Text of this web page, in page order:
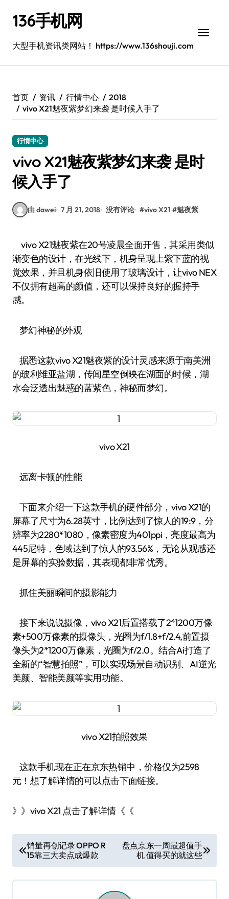
136手机网
大型手机资讯类网站！ https://www.136shouji.com
首页 资讯 行情中心
2018
vivo X21魅夜紫梦幻来袭 是时候入手了
行情中心
vivo X21魅夜紫梦幻来袭 是时
候入手了
由 dawei 7 月 21, 2018 没有评论 #vivo X21 #魅夜紫
vivo X21魅夜紫在20号凌晨全面开售，其采用类似
渐变色的设计，在光线下，机身呈现上紫下蓝的视
觉效果，并且机身依旧使用了玻璃设计，让vivo NEX
不仅拥有超高的颜值，还可以保持良好的握持手
感。
梦幻神秘的外观
据悉这款vivo X21魅夜紫的设计灵感来源于南美洲
的玻利维亚盐湖，传闻星空倒映在湖面的时候，湖
水会泛透出魅惑的蓝紫色，神秘而梦幻。
vivo X21
远离卡顿的性能
下面来介绍一下这款手机的硬件部分，vivo X21的
屏幕了尺寸为6.28英寸，比例达到了惊人的19:9，分
辨率为2280*1080，像素密度为401ppi，亮度最高为
445尼特，色域达到了惊人的93.56%，无论从观感还
是屏幕的实验数据，其表现都非常优秀。
抓住美丽瞬间的摄影能力
接下来说说摄像，vivo X21后置搭载了2*1200万像
素+500万像素的摄像头，光圈为f/1.8+f/2.4,前置摄
像头为2*1200万像素，光圈为f/2.0。结合Ai打造了
全新的“智慧拍照”，可以实现场景自动识别、AI逆光
美颜、智能美颜等实用功能。
vivo X21拍照效果
这款手机现在正在京东热销中，价格仅为2598
元！想了解详情的可以点击下面链接。
》》vivo X21 点击了解详情《《
章
导
销量再创记录 OPPO R
15靠三大卖点成爆款
盘点京东一周最超值手
机 值得买的就这些